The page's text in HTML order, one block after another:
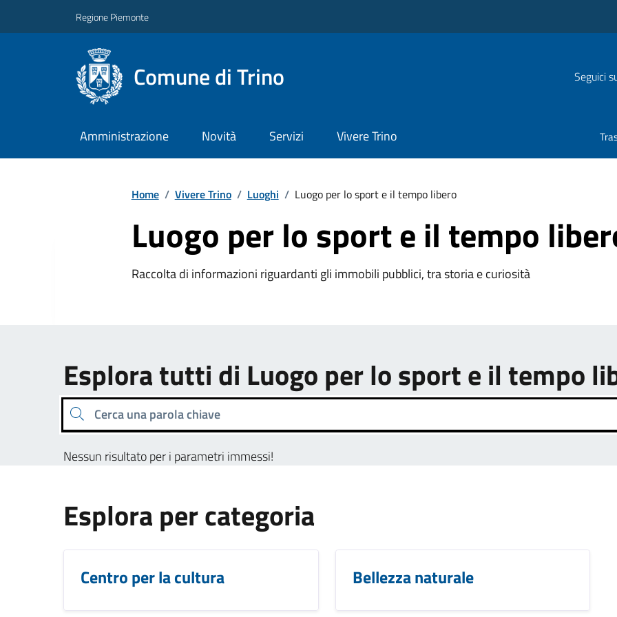
Regione Piemonte
Comune di Trino Seguici
Amministrazione Novità Servizi Vivere Trino
Home / Vivere Trino / Luoghi / Luogo per lo sport e il tempo libero
Luogo per lo sport e il tempo
Raccolta di informazioni riguardanti gli immobili pubblici, tra storia e curiosità
Esplora tutti di Luogo per lo sport e il tempo
Cerca una parola chiave
Nessun risultato per i parametri immessi!
Esplora per categoria
Centro per la cultura Bellezza naturale